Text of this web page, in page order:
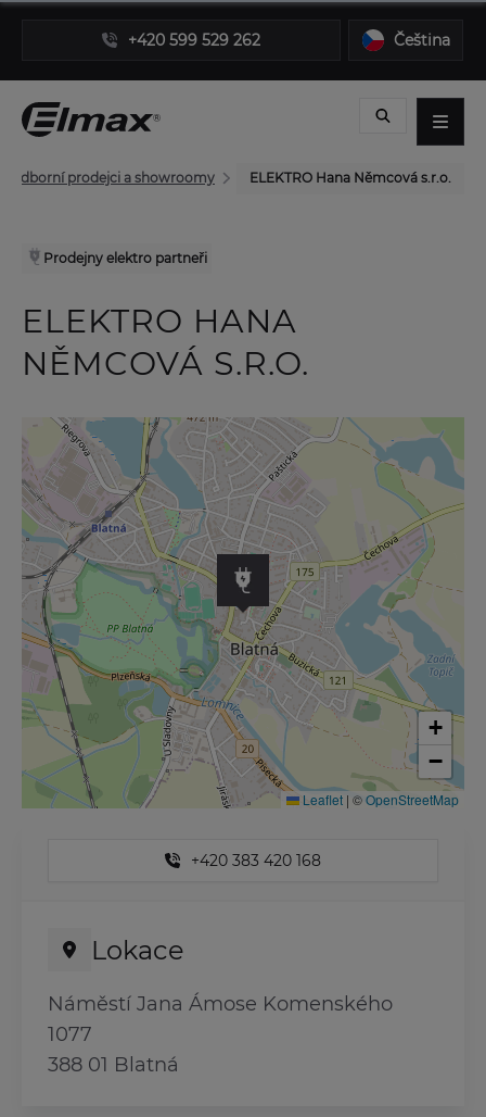
+420 599 529 262 Čeština
Odborní prodejci a showroomy ELEKTRO Hana Němcová s.r.o.
Prodejny elektro partneři
ELEKTRO HANA
NĚMCOVÁ S.R.O.
+420 383 420 168
Lokace
Náměstí Jana Ámose Komenského
1077
388 01 Blatná
+
−
Leaflet | ©OpenStreetMap